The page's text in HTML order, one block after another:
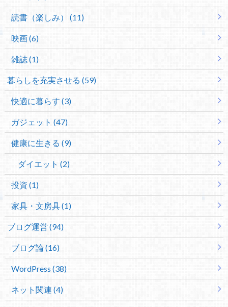
読書（楽しみ） (11)
映画 (6)
雑誌 (1)
暮らしを充実させる (59)
快適に暮らす (3)
ガジェット (47)
健康に生きる (9)
ダイエット (2)
投資 (1)
家具・文房具 (1)
ブログ運営 (94)
ブログ論 (16)
WordPress (38)
ネット関連 (4)